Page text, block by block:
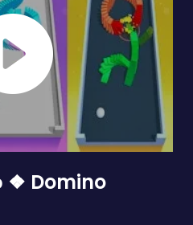
❖ Domino